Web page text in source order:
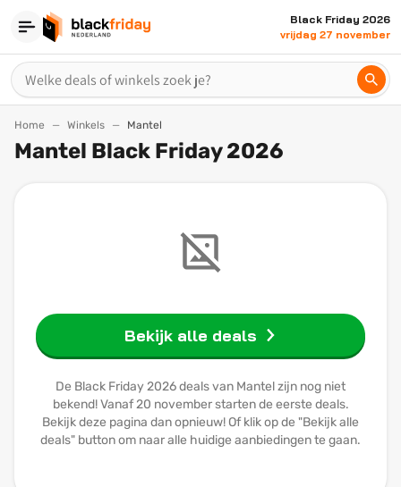
Black Friday 2026
vrijdag 27 november
Home Winkels Mantel
Mantel Black Friday 2026
Bekijk alle deals
De Black Friday 2026 deals van Mantel zijn nog niet
bekend! Vanaf 20 november starten de eerste deals.
Bekijk deze pagina dan opnieuw! Of klik op de "Bekijk alle
deals" button om naar alle huidige aanbiedingen te gaan.